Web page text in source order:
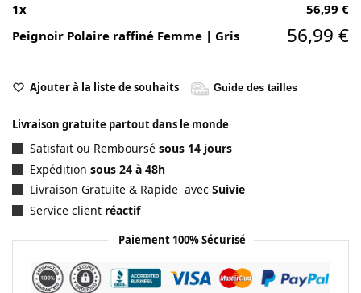
1x 56,99 €
Peignoir Polaire raffiné Femme | Gris
56,99 €
Ajouter à la liste de souhaits Guide des tailles
Livraison gratuite partout dans le monde
Satisfait ou Remboursé sous 14 jours
Expédition sous 24 à 48h
Livraison Gratuite & Rapide avec Suivie
Service client réactif
Paiement 100% Sécurisé